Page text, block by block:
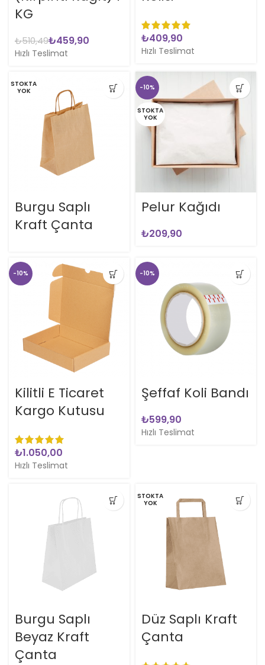
KG
₺510,49₺459,90
Hızlı Teslimat
₺
Hızlı Teslimat
STOKTA
YOK
Burgu Saplı
Kraft Çanta
-10%
STOKTA
YOK
Pelur Kağıdı
₺
-10%
Kilitli E Ticaret
Kargo Kutusu
₺
Hızlı Teslimat
-10%
Şeffaf Koli Bandı
₺
Hızlı Teslimat
Burgu Saplı
Beyaz Kraft
Çanta
STOKTA
YOK
Düz Saplı Kraft
Çanta